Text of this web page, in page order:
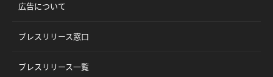
広告について
プレスリリース窓口
プレスリリース一覧